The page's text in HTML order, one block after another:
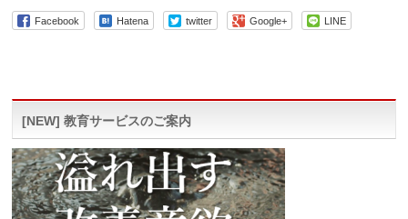
Facebook Hatena twitter Google+ LINE
[NEW] 教育サービスのご案内